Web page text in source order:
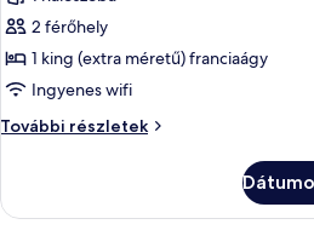
képének
megtekintése:
Lakosztály,
2 férőhely
1 king (extra méretű) franciaágy
Ingyenes wifi
További részletek
Lakosztály,